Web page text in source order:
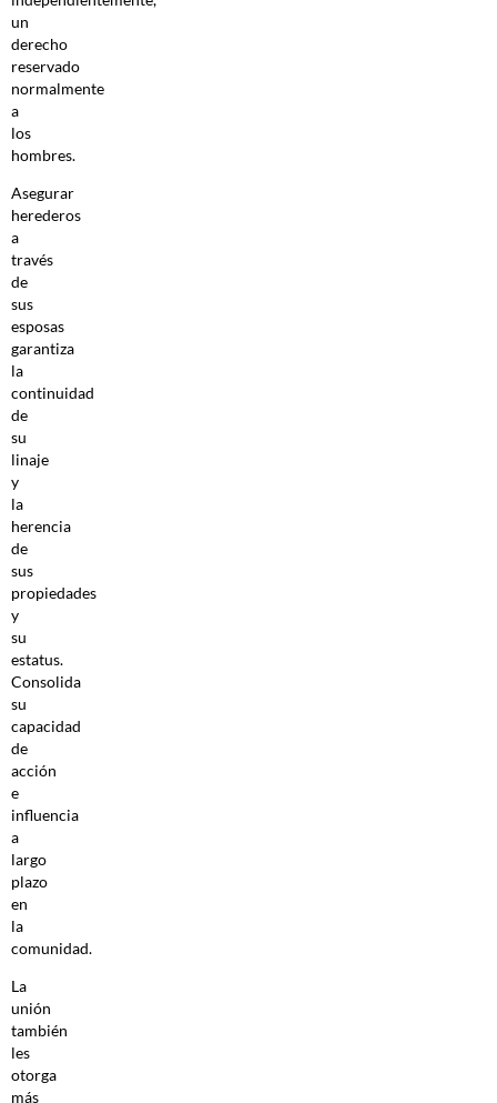
un
derecho
reservado
normalmente
a
los
hombres.
Asegurar
herederos
a
través
de
sus
esposas
garantiza
la
continuidad
de
su
linaje
y
la
herencia
de
sus
propiedades
y
su
estatus.
Consolida
su
capacidad
de
acción
e
influencia
a
largo
plazo
en
la
comunidad.
La
unión
también
les
otorga
más